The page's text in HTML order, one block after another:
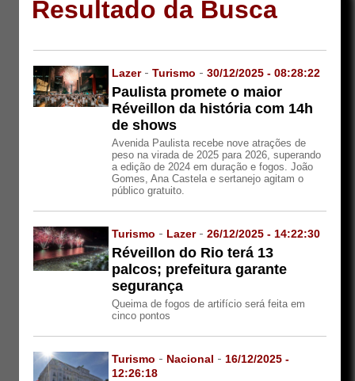
Resultado da Busca
Lazer-Turismo -30/12/2025 - 08:28:22
Paulista promete o maior
Réveillon da história com 14h
de shows
Avenida Paulista recebe nove atrações de
peso na virada de 2025 para 2026, superando
a edição de 2024 em duração e fogos. João
Gomes, Ana Castela e sertanejo agitam o
público gratuito.
Turismo - Lazer-26/12/2025 - 14:22:30
Réveillon do Rio terá 13
palcos; prefeitura garante
segurança
Queima de fogos de artifício será feita em
cinco pontos
Turismo - Nacional - 16/12/2025 -
12:26:18